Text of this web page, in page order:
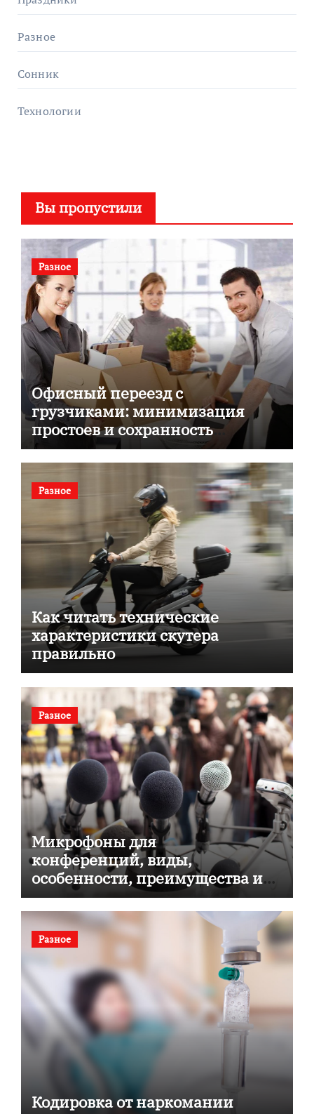
Разное
Сонник
Технологии
Вы пропустили
Разное
Офисный переезд с
грузчиками: минимизация
простоев и сохранность
документов
Разное
Как читать технические
характеристики скутера
правильно
Разное
Микрофоны для
конференций, виды,
особенности, преимущества и
советы по выбору
Разное
Кодировка от наркомании